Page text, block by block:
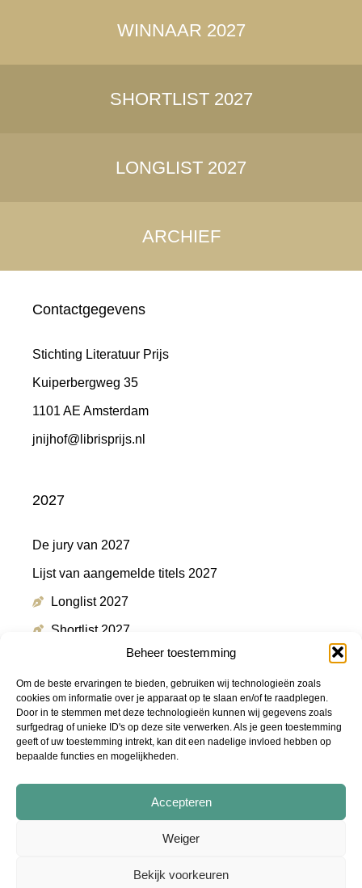
Beheer toestemming
Om de beste ervaringen te bieden, gebruiken wij technologieën zoals
cookies om informatie over je apparaat op te slaan en/of te raadplegen.
Door in te stemmen met deze technologieën kunnen wij gegevens zoals
surfgedrag of unieke ID's op deze site verwerken. Als je geen toestemming
geeft of uw toestemming intrekt, kan dit een nadelige invloed hebben op
bepaalde functies en mogelijkheden.
Accepteren
Weiger
Bekijk voorkeuren
WINNAAR 2027
SHORTLIST 2027
LONGLIST 2027
ARCHIEF
Contactgegevens
Stichting Literatuur Prijs
Kuiperbergweg 35
1101 AE Amsterdam
jnijhof@librisprijs.nl
2027
De jury van 2027
Lijst van aangemelde titels 2027
Longlist 2027
Shortlist 2027
Winnaar 2027
Meer informatie
Persmap
Podcast "De Shortlist"